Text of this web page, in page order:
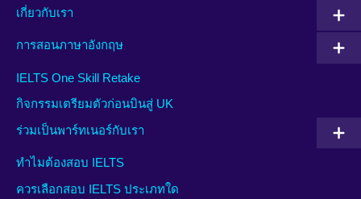
เกี่ยวกับเรา
การสอนภาษาอังกฤษ
IELTS One Skill Retake
กิจกรรมเตรียมตัวก่อนบินสู่ UK
ร่วมเป็นพาร์ทเนอร์กับเรา
ทำไมต้องสอบ IELTS
ควรเลือกสอบ IELTS ประเภทใด